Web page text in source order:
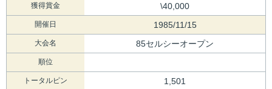
獲得賞金 \40,000
開催日 1985/11/15
大会名 85セルシーオープン
順位
トータルピン 1,501